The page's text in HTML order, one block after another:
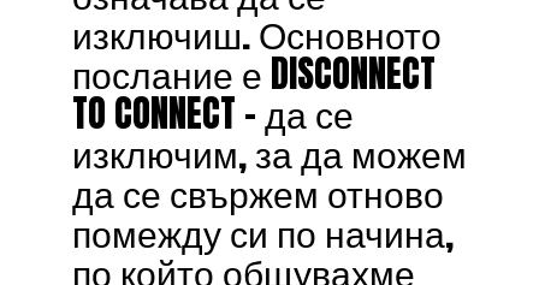
изключиш. Основното
послание е DISCONNECT
TO CONNECT – да се
изключим, за да можем
да се свържем отново
помежду си по начина,
по който общувахме